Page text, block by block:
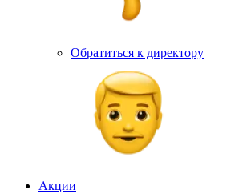
Обратиться к директору
Акции